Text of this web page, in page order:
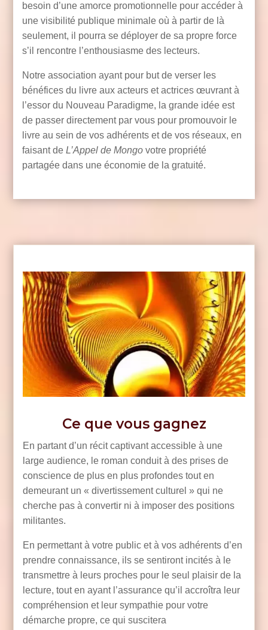
besoin d’une amorce promotionnelle pour accéder à
une visibilité publique minimale où à partir de là
seulement, il pourra se déployer de sa propre force
s’il rencontre l’enthousiasme des lecteurs.
Notre association ayant pour but de verser les
bénéfices du livre aux acteurs et actrices œuvrant à
l’essor du Nouveau Paradigme, la grande idée est
de passer directement par vous pour promouvoir le
livre au sein de vos adhérents et de vos réseaux, en
faisant deL’Appel de Mongo votre propriété
partagée dans une économie de la gratuité.
Ce que vous gagnez
En partant d’un récit captivant accessible à une
large audience, le roman conduit à des prises de
conscience de plus en plus profondes tout en
demeurant un « divertissement culturel » qui ne
cherche pas à convertir ni à imposer des positions
militantes.
En permettant à votre public et à vos adhérents d’en
prendre connaissance, ils se sentiront incités à le
transmettre à leurs proches pour le seul plaisir de la
lecture, tout en ayant l’assurance qu’il accroîtra leur
compréhension et leur sympathie pour votre
démarche propre, ce qui suscitera